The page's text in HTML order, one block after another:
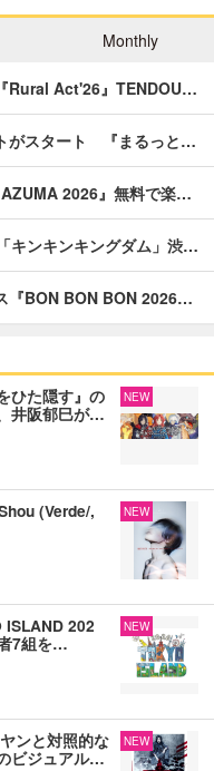
Monthly
Rural Act'26』TENDOU…
がスタート 『まるっと…
2026』無料で楽…
キンキンキングダム」渋…
『BON BON BON 2026…
ひた隠す』の
井阪郁巳が…
NEW
(Verde/,
NEW
ISLAND 202
7組を…
NEW
ンと対照的な
ビジュアル…
NEW